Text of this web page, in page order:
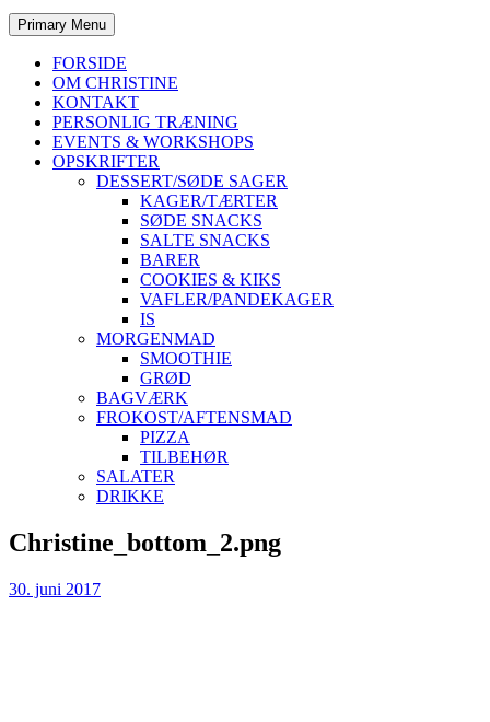
Primary Menu
FORSIDE
OM CHRISTINE
KONTAKT
PERSONLIG TRÆNING
EVENTS & WORKSHOPS
OPSKRIFTER
DESSERT/SØDE SAGER
KAGER/TÆRTER
SØDE SNACKS
SALTE SNACKS
BARER
COOKIES & KIKS
VAFLER/PANDEKAGER
IS
MORGENMAD
SMOOTHIE
GRØD
BAGVÆRK
FROKOST/AFTENSMAD
PIZZA
TILBEHØR
SALATER
DRIKKE
Skip
to
Christine_bottom_2.png
30. juni 2017